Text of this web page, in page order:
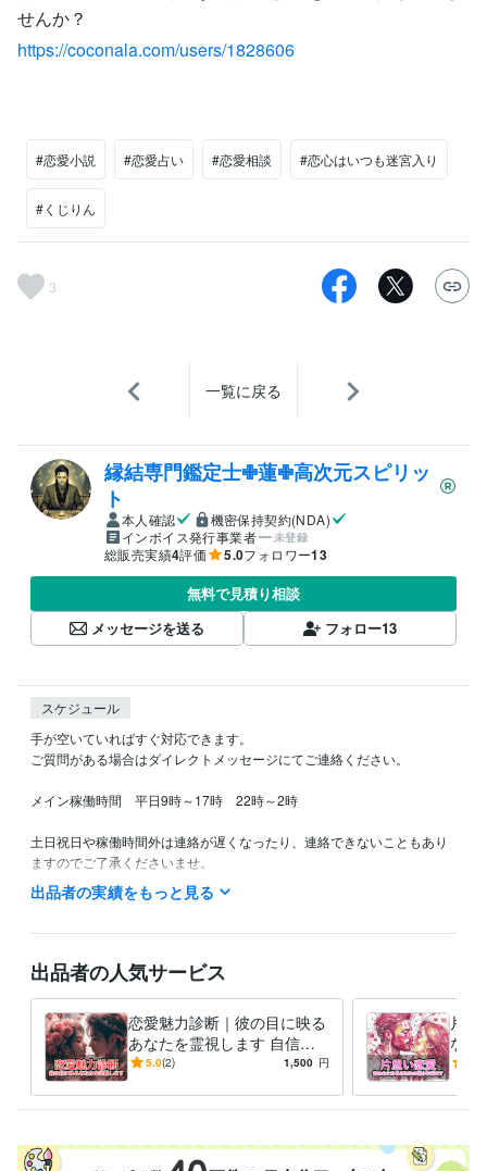
せんか？
https://coconala.com/users/1828606
#恋愛小説 #恋愛占い #恋愛相談 #恋心はいつも迷宮入り
#くじりん
3
一覧に戻る
縁結専門鑑定士✙蓮✙高次元スピリッ
ト
本人確認
機密保持契約(NDA)
インボイス発行事業者
未登録
総販売実績4評価 5.0フォロワー13
無料で見積り相談
メッセージを送る
フォロー13
スケジュール
手が空いていればすぐ対応できます。
ご質問がある場合はダイレクトメッセージにてご連絡ください。
メイン稼働時間　平日9時～17時　22時～2時
土日祝日や稼働時間外は連絡が遅くなったり、連絡できないこともあり
ますのでご了承くださいませ。
できるだけ敏速な返答を心がけています。
メンタルトレーニングスペシャリスト
得意分野
悩み相談・カウンセリング 愚痴聞き・メンタルが落ちる・副業相談
愚痴聞き 副業 導線
出品者の実績をもっと見る
出品者の人気サービス
恋愛魅力診断｜彼の目に映る
あなたを霊視します 自信が
つく！彼の目に映るあなたを
う
5.0(2) 1,500 円
片思
なた
持ち
す